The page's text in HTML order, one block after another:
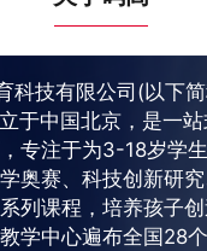
科技有限公司(以下
于中国北京，是一
专注于为3-18岁学生
奥赛、科技创新研
列课程，培养孩子
学中心遍布全国28